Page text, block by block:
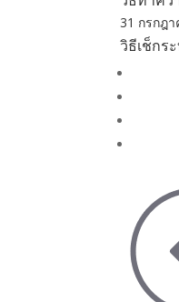
31 กรกฎ
วิธีเช็กร